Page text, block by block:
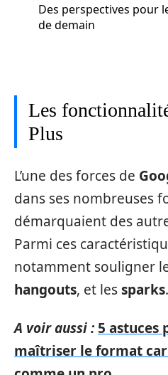
Des perspectives pour
de demain
Les
Plus
L’une des forces de
dans ses nombreuses
démarquaient des
Parmi ces
notamment souligner
hangouts, et lessparks.
A voir aussi : 5 astuces
maîtriser le format